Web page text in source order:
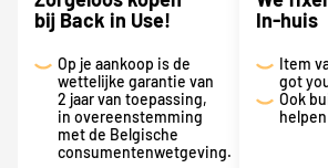
bij Back in Use!
Op je aankoop is de
wettelijke garantie van
2 jaar van toepassing,
in overeenstemming
met de Belgische
consumentenwetgeving.
In-huis
Item
got
Ook